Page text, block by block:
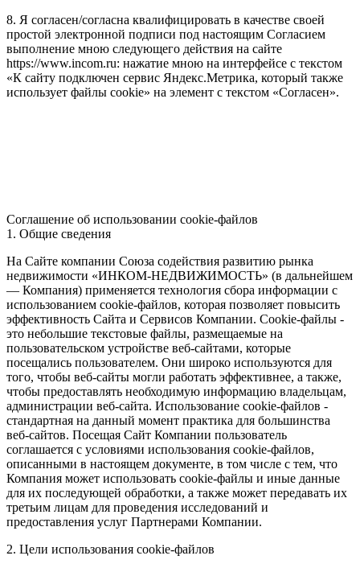
8. Я согласен/согласна квалифицировать в качестве своей
простой электронной подписи под настоящим Согласием
выполнение мною следующего действия на сайте
https://www.incom.ru: нажатие мною на интерфейсе с текстом
«К сайту подключен сервис Яндекс.Метрика, который также
использует файлы cookie» на элемент с текстом «Согласен».
Соглашение об использовании cookie-файлов
1. Общие сведения
На Сайте компании Союза содействия развитию рынка
недвижимости «ИНКОМ-НЕДВИЖИМОСТЬ» (в дальнейшем
— Компания) применяется технология сбора информации с
использованием cookie-файлов, которая позволяет повысить
эффективность Сайта и Сервисов Компании. Сookie-файлы -
это небольшие текстовые файлы, размещаемые на
пользовательском устройстве веб-сайтами, которые
посещались пользователем. Они широко используются для
того, чтобы веб-сайты могли работать эффективнее, а также,
чтобы предоставлять необходимую информацию владельцам,
администрации веб-сайта. Использование cookie-файлов -
стандартная на данный момент практика для большинства
веб-сайтов. Посещая Сайт Компании пользователь
соглашается с условиями использования cookie-файлов,
описанными в настоящем документе, в том числе с тем, что
Компания может использовать cookie-файлы и иные данные
для их последующей обработки, а также может передавать их
третьим лицам для проведения исследований и
предоставления услуг Партнерами Компании.
2. Цели использования cookie-файлов